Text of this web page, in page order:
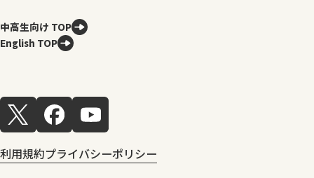
中高生向け TOP
English TOP
利用規約プライバシーポリシー